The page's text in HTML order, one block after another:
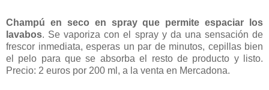
Champú en seco en spray que permite espaciar los
lavabos. Se vaporiza con el spray y da una sensación de
frescor inmediata, esperas un par de minutos, cepillas bien
el pelo para que se absorba el resto de producto y listo.
Precio: 2 euros por 200 ml, a la venta en Mercadona.